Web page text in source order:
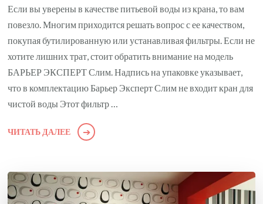
Если вы уверены в качестве питьевой воды из крана, то вам
повезло. Многим приходится решать вопрос с ее качеством,
покупая бутилированную или устанавливая фильтры. Если не
хотите лишних трат, стоит обратить внимание на модель
БАРЬЕР ЭКСПЕРТ Слим. Надпись на упаковке указывает,
что в комплектацию Барьер Эксперт Слим не входит кран для
чистой воды Этот фильтр …
ЧИТАТЬ ДАЛЕЕ